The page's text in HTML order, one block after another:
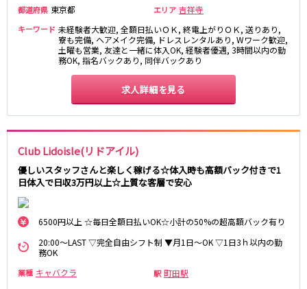
都道府県 東京都 エリア 吉祥寺
キーワード 未経験者大歓迎, 全額日払いＯＫ, 終電上がりＯＫ, 送りあり,
寮も完備, ヘアメイク完備, ドレスレンタルあり, Wワーク歓迎,
土曜も営業, 友達と一緒に体入OK, 経験者優遇, 3時間以内の勤
務OK, 指名バックあり, 同伴バックあり
求人詳細を見る
Club Lidoisle(リドアイル)
優しいスタッフさんと楽しく稼げる☆体入時も高額バック付きで1
日体入で日収3万円以上☆上質な客層で安心
6500円以上 ☆毎日全額日払いOK☆小計の50%の超高額バック有り
20:00～LAST ▽完全自由シフト制 ▼月1日～OK ▽1日3ｈ以内の勤
務OK
業種 キャバクラ 駅 町田駅
町屋駅
西日暮里駅
表参道駅
乃木坂駅
都営新宿線
住吉駅
新宿三丁目駅
小川町駅
森下駅
瑞江駅
一之江駅
船堀駅
つくばエクスプレス
つくば駅
研究学園駅
浅草駅
守谷駅
三郷中央駅